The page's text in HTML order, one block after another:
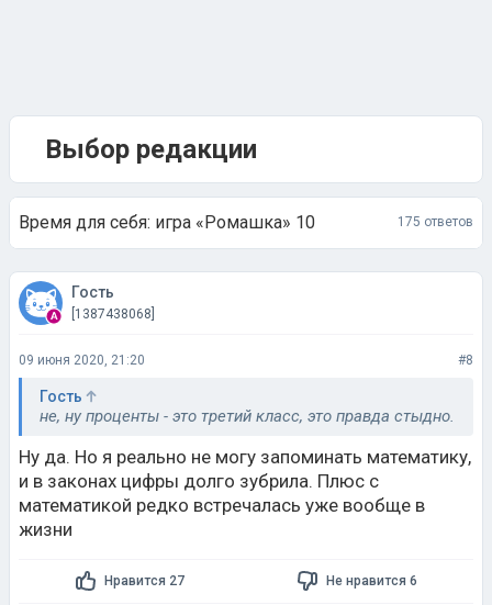
Выбор редакции
Время для себя: игра «Ромашка» 10 175 ответов
Гость
[1387438068]
09 июня 2020, 21:20 #8
Гость
не, ну проценты - это третий класс, это правда стыдно.
Ну да. Но я реально не могу запоминать математику,
и в законах цифры долго зубрила. Плюс с
математикой редко встречалась уже вообще в
жизни
Нравится 27 Не нравится 6